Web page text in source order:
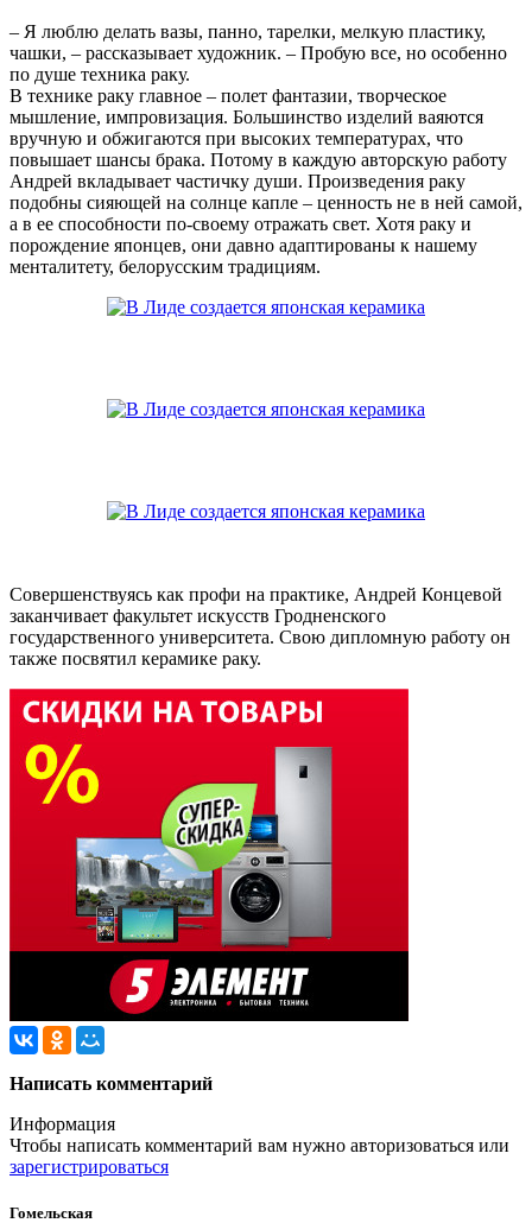
– Я люблю делать вазы, панно, тарелки, мелкую пластику,
чашки, – рассказывает художник. – Пробую все, но особенно
по душе техника раку.
В технике раку главное – полет фантазии, творческое
мышление, импровизация. Большинство изделий ваяются
вручную и обжигаются при высоких температурах, что
повышает шансы брака. Потому в каждую авторскую работу
Андрей вкладывает частичку души. Произведения раку
подобны сияющей на солнце капле – ценность не в ней самой,
а в ее способности по-своему отражать свет. Хотя раку и
порождение японцев, они давно адаптированы к нашему
менталитету, белорусским традициям.
Совершенствуясь как профи на практике, Андрей Концевой
заканчивает факультет искусств Гродненского
государственного университета. Свою дипломную работу он
также посвятил керамике раку.
Написать комментарий
Информация
Чтобы написать комментарий вам нужно авторизоваться или
зарегистрироваться
Гомельская